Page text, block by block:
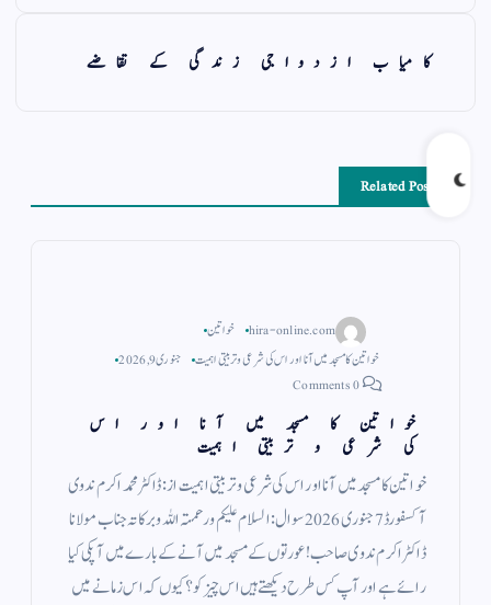
کامیاب ازدواجی زندگی کے تقاضے
Related Posts
hira-online.com
خواتین
خواتین کا مسجد میں آنا اور اس کی شرعی و تربیتی اہمیت
جنوری 9, 2026
خواتین کا مسجد میں آنا اور اس
کی شرعی و تربیتی اہمیت
خواتین کا مسجد میں آنا اور اس کی شرعی و تربیتی اہمیت از: ڈاكٹر محمد اكرم ندوى
آكسفورڈ7 جنورى 2026سوال:السلام علیکم ورحمتہ اللہ وبرکاتہ جناب مولانا
ڈاکٹر اکرم ندوی صاحب!عورتوں کے مسجد میں آنے کے بارے میں آپکی کیا
رائے ہے اور آپ کس طرح دیکھتے ہیں اس چیز کو؟ کیوں کہ اس زمانے میں